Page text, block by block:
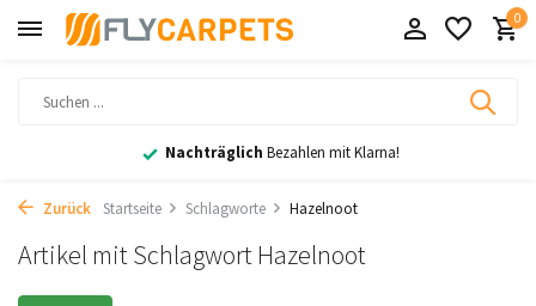
0
Nachträglich Bezahlen mit Klarna!
Zurück Startseite Schlagworte Hazelnoot
Artikel mit Schlagwort Hazelnoot